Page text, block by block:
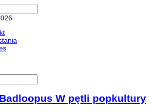
Badloopus W pętli popkultury